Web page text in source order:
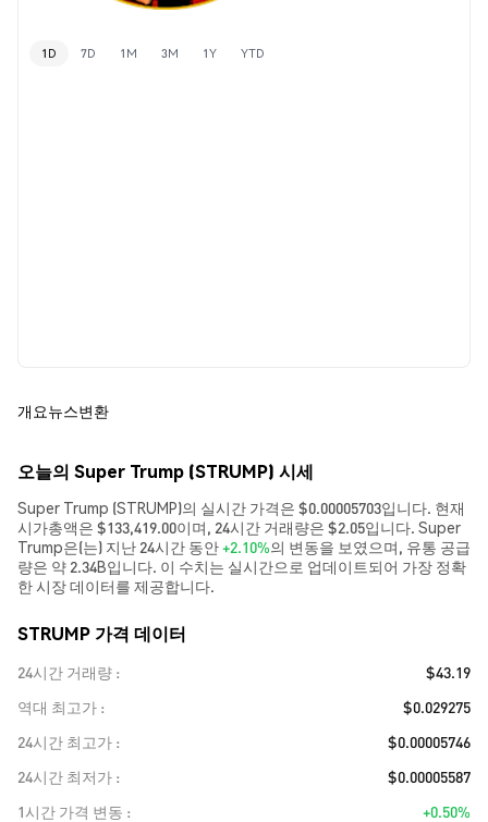
1D 7D 1M 3M 1Y YTD
개요뉴스변환
오늘의 Super Trump (STRUMP) 시세
Super Trump (STRUMP)의 실시간 가격은 $0.00005703입니다. 현재
시가총액은 $133,419.00이며, 24시간 거래량은 $2.05입니다. Super
Trump은(는) 지난 24시간 동안+2.10%의 변동을 보였으며, 유통 공급
량은 약 2.34B입니다. 이 수치는 실시간으로 업데이트되어 가장 정확
한 시장 데이터를 제공합니다.
STRUMP 가격 데이터
24시간 거래량
$43.19
역대 최고가
$0.029275
24시간 최고가
$0.00005746
24시간 최저가
$0.00005587
1시간 가격 변동
+0.50%